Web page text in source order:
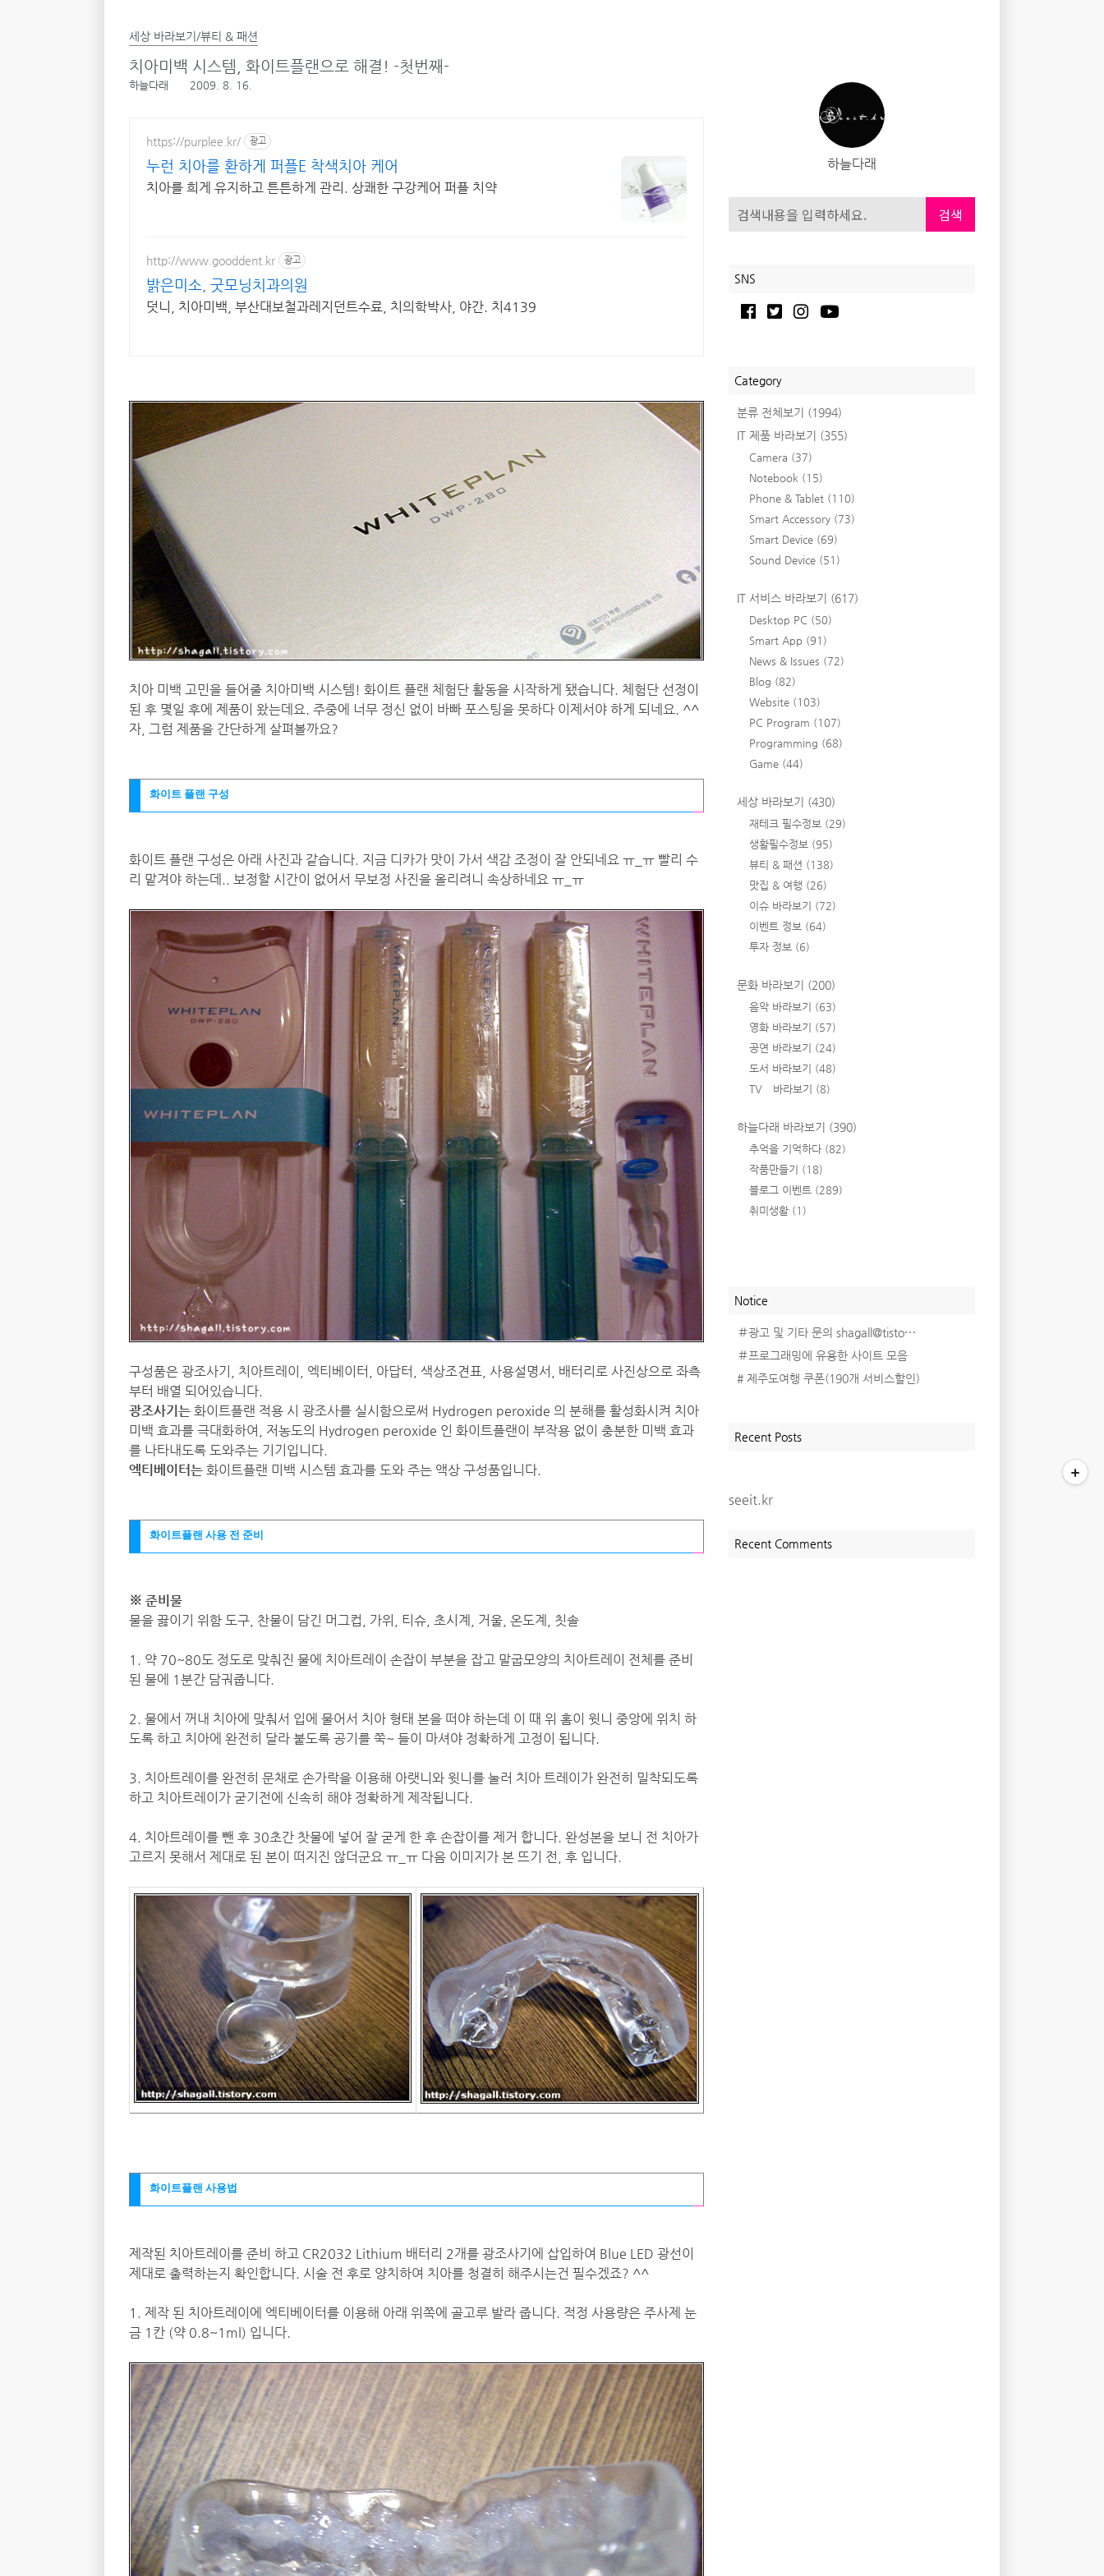
하늘다래
검색
SNS
Category
분류 전체보기 (1994)
IT 제품 바라보기 (355)
Camera (37)
Notebook (15)
Phone & Tablet (110)
Smart Accessory (73)
Smart Device (69)
Sound Device (51)
IT 서비스 바라보기 (617)
Desktop PC (50)
Smart App (91)
News & Issues (72)
Blog (82)
Website (103)
PC Program (107)
Programming (68)
Game (44)
세상 바라보기 (430)
재테크 필수정보 (29)
생활필수정보 (95)
뷰티 & 패션 (138)
맛집 & 여행 (26)
이슈 바라보기 (72)
이벤트 정보 (64)
투자 정보 (6)
문화 바라보기 (200)
음악 바라보기 (63)
영화 바라보기 (57)
공연 바라보기 (24)
도서 바라보기 (48)
TV 바라보기 (8)
하늘다래 바라보기 (390)
추억을 기억하다 (82)
작품만들기 (18)
블로그 이벤트 (289)
취미생활 (1)
Notice
＃광고 및 기타 문의 shagall@tisto⋯
＃프로그래밍에 유용한 사이트 모음
# 제주도여행 쿠폰(190개 서비스할인)
Recent Posts
seeit.kr
Recent Comments
세상 바라보기/뷰티 & 패션
치아미백 시스템, 화이트플랜으로 해결! -첫번째-
하늘다래 2009. 8. 16.
https://purplee.kr/ 광고
누런 치아를 환하게 퍼플E 착색치아 케어
치아를 희게 유지하고 튼튼하게 관리. 상쾌한 구강케어 퍼플 치약
http://www.gooddent.kr 광고
밝은미소, 굿모닝치과의원
덧니, 치아미백, 부산대보철과레지던트수료, 치의학박사, 야간. 치4139
치아 미백 고민을 들어줄 치아미백 시스템! 화이트 플랜 체험단 활동을 시작하게 됐습니다. 체험단 선정이
된 후 몇일 후에 제품이 왔는데요. 주중에 너무 정신 없이 바빠 포스팅을 못하다 이제서야 하게 되네요. ^^
자, 그럼 제품을 간단하게 살펴볼까요?
화이트 플랜 구성
화이트 플랜 구성은 아래 사진과 같습니다. 지금 디카가 맛이 가서 색감 조정이 잘 안되네요 ㅠ_ㅠ 빨리 수
리 맡겨야 하는데.. 보정할 시간이 없어서 무보정 사진을 올리려니 속상하네요 ㅠ_ㅠ
구성품은 광조사기, 치아트레이, 엑티베이터, 아답터, 색상조견표, 사용설명서, 배터리로 사진상으로 좌측
부터 배열 되어있습니다.
광조사기는 화이트플랜 적용 시 광조사를 실시함으로써 Hydrogen peroxide 의 분해를 활성화시켜 치아
미백 효과를 극대화하여, 저농도의 Hydrogen peroxide 인 화이트플랜이 부작용 없이 충분한 미백 효과
를 나타내도록 도와주는 기기입니다.
엑티베이터는 화이트플랜 미백 시스템 효과를 도와 주는 액상 구성품입니다.
화이트플랜 사용 전 준비
※ 준비물
물을 끓이기 위함 도구, 찬물이 담긴 머그컵, 가위, 티슈, 초시계, 거울, 온도계, 칫솔
1. 약 70~80도 정도로 맞춰진 물에 치아트레이 손잡이 부분을 잡고 말굽모양의 치아트레이 전체를 준비
된 물에 1분간 담궈줍니다.
2. 물에서 꺼내 치아에 맞춰서 입에 물어서 치아 형태 본을 떠야 하는데 이 때 위 홈이 윗니 중앙에 위치 하
도록 하고 치아에 완전히 달라 붙도록 공기를 쭉~ 들이 마셔야 정확하게 고정이 됩니다.
3. 치아트레이를 완전히 문채로 손가락을 이용해 아랫니와 윗니를 눌러 치아 트레이가 완전히 밀착되도록
하고 치아트레이가 굳기전에 신속히 해야 정확하게 제작됩니다.
4. 치아트레이를 뺀 후 30초간 찻물에 넣어 잘 굳게 한 후 손잡이를 제거 합니다. 완성본을 보니 전 치아가
고르지 못해서 제대로 된 본이 떠지진 않더군요 ㅠ_ㅠ 다음 이미지가 본 뜨기 전, 후 입니다.
화이트플랜 사용법
제작된 치아트레이를 준비 하고 CR2032 Lithium 배터리 2개를 광조사기에 삽입하여 Blue LED 광선이
제대로 출력하는지 확인합니다. 시술 전 후로 양치하여 치아를 청결히 해주시는건 필수겠죠? ^^
1. 제작 된 치아트레이에 엑티베이터를 이용해 아래 위쪽에 골고루 발라 줍니다. 적정 사용량은 주사제 눈
금 1칸 (약 0.8~1ml) 입니다.